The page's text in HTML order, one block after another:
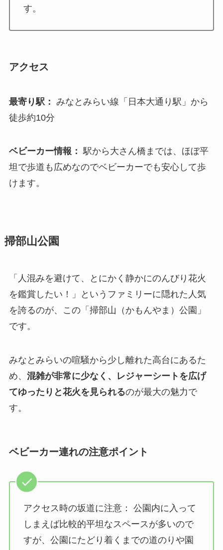
す。
アクセス
最寄り駅： みなとみらい線「日本大通り駅」から
徒歩約10分
ベビーカー情報： 駅から大さん橋までは、ほぼ平
坦で歩道も広めなのでベビーカーでも安心して歩
けます。
掃部山公園
「人混みを避けて、とにかく静かにのんびり花火
を鑑賞したい！」というファミリーに隠れた人気
を誇るのが、この「掃部山（かもんやま）公園」
です。
みなとみらいの喧騒から少し離れた高台にあるた
め、 混雑が非常に少なく、レジャーシートを広げ
てゆったりと花火を見られるのが最大の魅力で
す。
ベビーカー連れの注意ポイント
アクセス時の坂道に注意： 公園内に入って
しまえば比較的平坦なスペースが多いので
すが、公園にたどり着くまでの道のりや園